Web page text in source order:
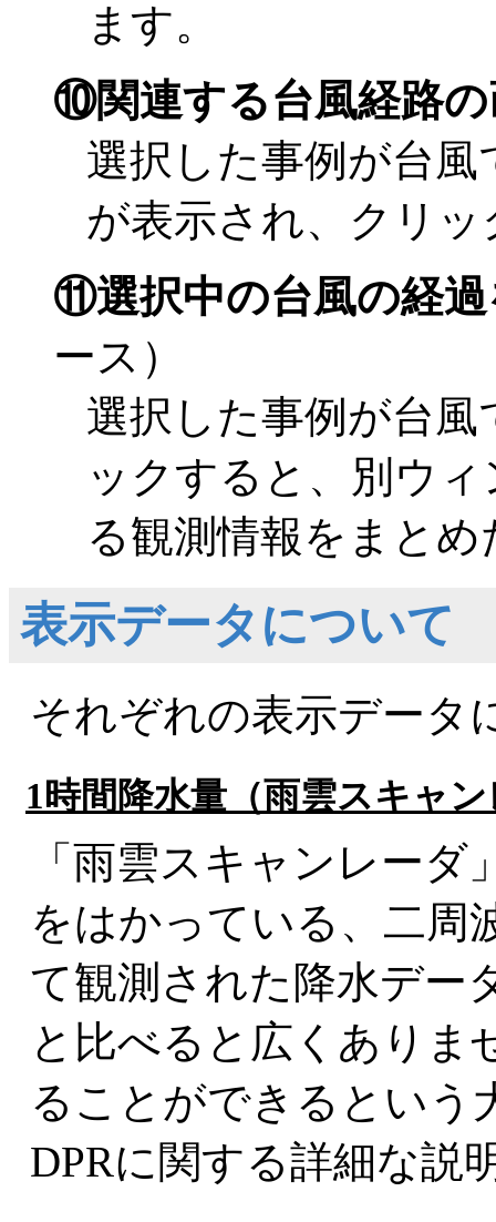
ます。
⑩関連する台風経路の
選択した事例が台
が表示され、クリ
⑪選択中の台風の経
ース）
選択した事例が台
ックすると、別ウ
る観測情報をまと
表示データについて
それぞれの表示データ
1時間降水量（雨雲スキャ
「雨雲スキャンレー
をはかっている、二周
て観測された降水デー
と比べると広くありま
ることができるという
DPRに関する詳細な説